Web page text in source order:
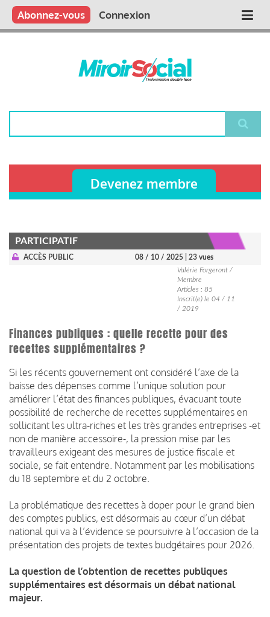
Aller
contenu
Main
Qui sommes nous ?
Vous publiez
Nous publions
Contactez-nous
Abonnez-vous Connexion
Devenez membre
PARTICIPATIF
ACCÈS PUBLIC 08 / 10 / 2025
| 23 vues
Valérie Forgeront /
Membre
Articles : 85
Inscrit(e) le 04 / 11
/ 2019
Finances publiques : quelle recette pour des
recettes supplémentaires ?
Si les récents gouvernement ont considéré l’axe de la
baisse des dépenses comme l’unique solution pour
améliorer l’état des finances publiques, évacuant toute
possibilité de recherche de recettes supplémentaires en
sollicitant les ultra-riches et les très grandes entreprises -et
non de manière accessoire-, la pression mise par les
travailleurs exigeant des mesures de justice fiscale et
sociale, se fait entendre. Notamment par les mobilisations
du 18 septembre et du 2 octobre.
La problématique des recettes à doper pour le grand bien
des comptes publics, est désormais au cœur d’un débat
national qui va à l’évidence se poursuivre à l’occasion de la
présentation des projets de textes budgétaires pour 2026.
La question de l’obtention de recettes publiques
supplémentaires est désormais un débat national
majeur.